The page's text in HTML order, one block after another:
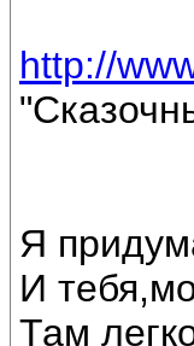
http://
Я
И
Там